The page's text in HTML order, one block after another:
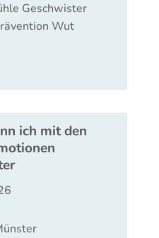
Geschwister
Wut
ich mit den